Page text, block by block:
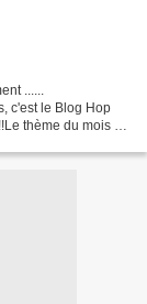
......
c'est le Blog Hop
thème du mois :